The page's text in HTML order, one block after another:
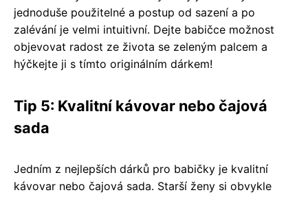
jednoduše použitelné a postup od sazení a po
zalévání je velmi intuitivní. Dejte babičce možnost
objevovat radost ze života se zeleným palcem a
hýčkejte ji s tímto originálním dárkem!
Tip 5: Kvalitní kávovar nebo čajová
sada
Jedním z nejlepších dárků pro babičky je kvalitní
kávovar nebo čajová sada. Starší ženy si obvykle